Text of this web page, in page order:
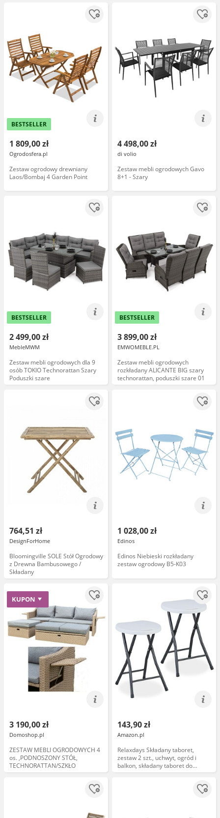
BESTSELLER
1 809,00 zł
Ogrodosfera.pl
Zestaw ogrodowy drewniany
Laos/Bombaj 4 Garden Point
4 498,00 zł
di volio
Zestaw mebli ogrodowych Gavo
8+1 - Szary
BESTSELLER
2 499,00 zł
MebleMWM
Zestaw mebli ogrodowych dla 9
osób TOKIO Technorattan Szary
Poduszki szare
BESTSELLER
3 899,00 zł
EMWOMEBLE.PL
Zestaw mebli ogrodowych
rozkładany ALICANTE BIG szary
technorattan, poduszki szare 01
764,51 zł
DesignForHome
Bloomingville SOLE Stół Ogrodowy
z Drewna Bambusowego /
Składany
1 028,00 zł
Edinos
Edinos Niebieski rozkładany
zestaw ogrodowy B5-K03
KUPON
3 190,00 zł
Domoshop.pl
ZESTAW MEBLI OGRODOWYCH 4
os. ,PODNOSZONY STÓŁ,
TECHNORATTAN/SZKŁO
143,90 zł
Amazon.pl
Relaxdays Składany taboret,
zestaw 2 szt., uchwyt, ogród i
balkon, składany taboret do
siedzenia na zewnątrz, wys. x